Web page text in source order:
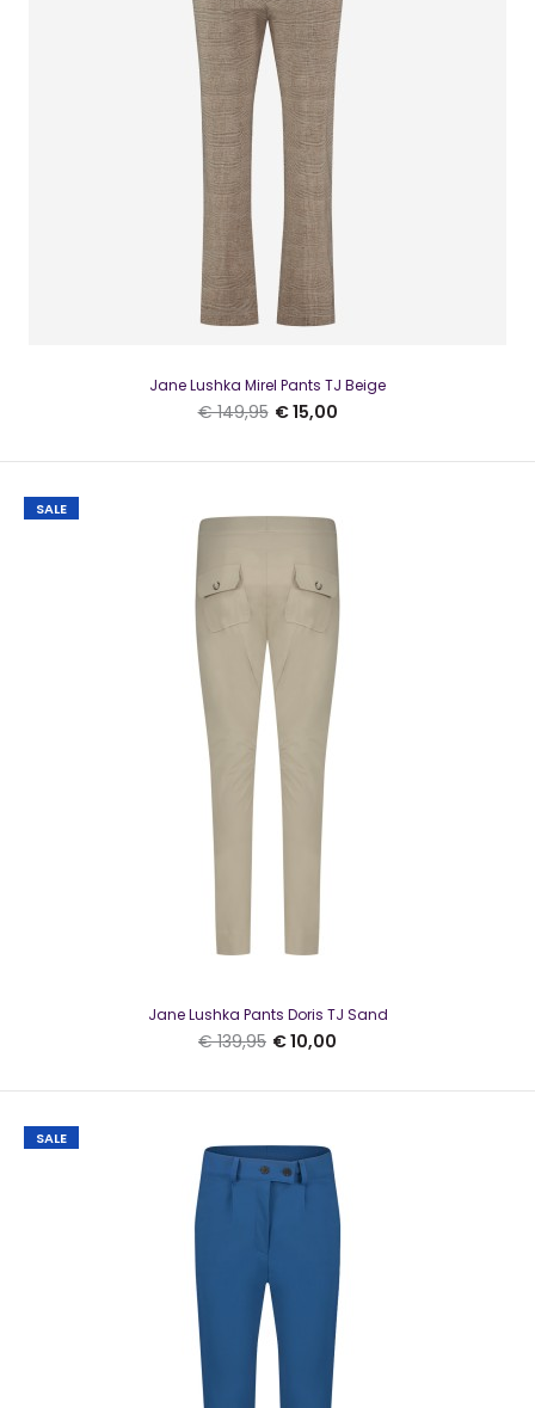
Jane Lushka OLIVIA Blouse TJ Sand
€ 99,95 € 10,00
SALE
Jane Lushka Mirel Pants Red
Jane Lushka Mirel Pants TJ Beige
€ 149,95 € 15,00
SALE
Jane Lushka Pants Doris TJ Sand
€ 139,95 € 10,00
SALE